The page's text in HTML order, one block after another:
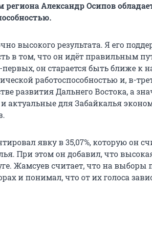
Александр Осипов
высокого результата. Я его
в том, что он идёт правильным
он старается быть ближе к
работоспособностью и, в-
развития Дальнего Востока, а
актуальные для Забайкалья
явку в 35,07%, которую он
При этом он добавил, что
Жамсуев считает, что на выборы
и понимал, что от их голоса